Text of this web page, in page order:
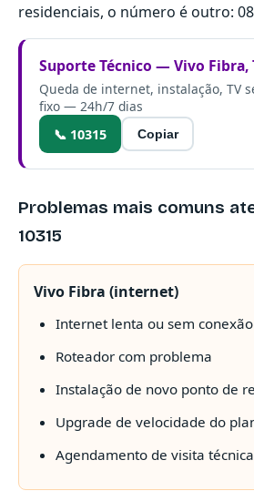
residenciais, o número é outro:
Suporte Técnico — Vivo Fibra,
Queda de internet, instalação, TV
fixo — 24h/7 dias
📞 10315
Copiar
Problemas mais comuns
10315
Vivo Fibra (internet)
Internet lenta ou sem conexão
Roteador com problema
Instalação de novo ponto de
Upgrade de velocidade do
Agendamento de visita técnica